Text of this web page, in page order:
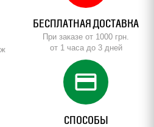
БЕСПЛАТНАЯ ДОСТАВКА
При заказе от 1000 грн.
от 1 часа до 3 дней
credit_card
СПОСОБЫ